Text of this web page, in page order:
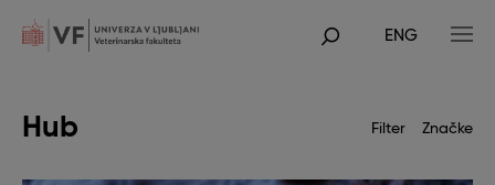
mainPOJDI
ENG
Hub Filter Značke